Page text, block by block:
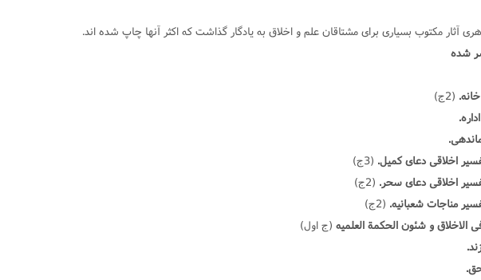
آثار مکتوب بسیارى براى مشتاقان علم و اخلاق به یادگار گذاشت که اکثر آنها چاپ شده اند.
شده
(2ج)
(3ج)
(2ج)
(2ج)
(ج اول)